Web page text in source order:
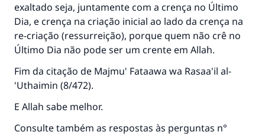
exaltado seja, juntamente com a crença no Último
Dia, e crença na criação inicial ao lado da crença na
re-criação (ressurreição), porque quem não crê no
Último Dia não pode ser um crente em Allah.
Fim da citação de Majmu' Fataawa wa Rasaa'il al-
'Uthaimin (8/472).
E Allah sabe melhor.
Consulte também as respostas às perguntas n°